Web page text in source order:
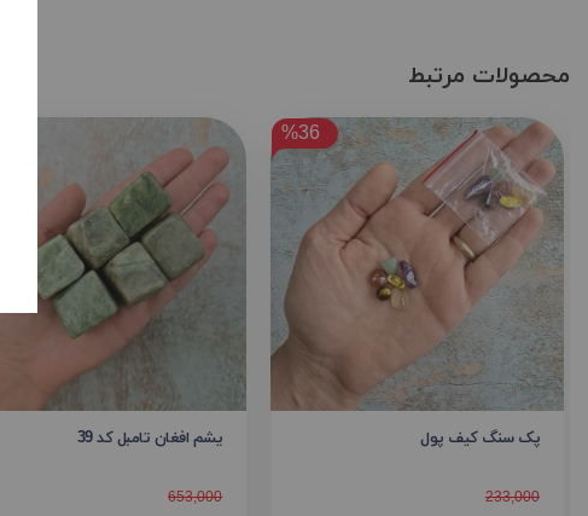
محصولات مرتبط
%36
پک سنگ کیف پول
233,000
یشم افغان تامبل کد 39
653,000